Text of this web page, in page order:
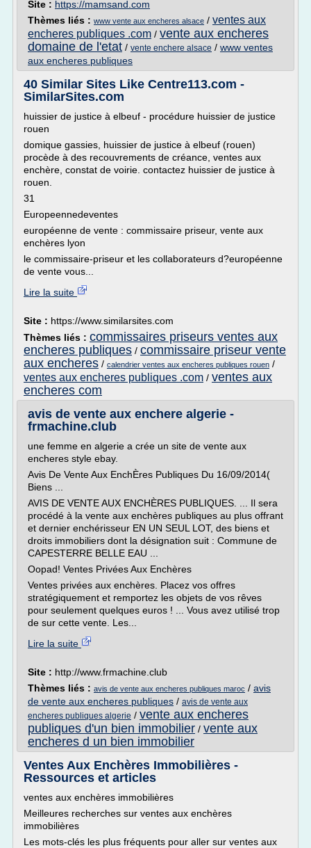
Site : https://mamsand.com
Thèmes liés : www vente aux encheres alsace / ventes aux
encheres publiques .com / vente aux encheres
domaine de l'etat / vente enchere alsace / www ventes
aux encheres publiques
40 Similar Sites Like Centre113.com -
SimilarSites.com
huissier de justice à elbeuf - procédure huissier de justice
rouen
domique gassies, huissier de justice à elbeuf (rouen)
procède à des recouvrements de créance, ventes aux
enchère, constat de voirie. contactez huissier de justice à
rouen.
31
Europeennedeventes
européenne de vente : commissaire priseur, vente aux
enchères lyon
le commissaire-priseur et les collaborateurs d?européenne
de vente vous...
Lire la suite
Site : https://www.similarsites.com
Thèmes liés : commissaires priseurs ventes aux
encheres publiques / commissaire priseur vente
aux encheres / calendrier ventes aux encheres publiques rouen /
ventes aux encheres publiques .com / ventes aux
encheres com
avis de vente aux enchere algerie -
frmachine.club
une femme en algerie a crée un site de vente aux
encheres style ebay.
Avis De Vente Aux EnchÈres Publiques Du 16/09/2014(
Biens ...
AVIS DE VENTE AUX ENCHÈRES PUBLIQUES. ... Il sera
procédé à la vente aux enchères publiques au plus offrant
et dernier enchérisseur EN UN SEUL LOT, des biens et
droits immobiliers dont la désignation suit : Commune de
CAPESTERRE BELLE EAU ...
Oopad! Ventes Privées Aux Enchères
Ventes privées aux enchères. Placez vos offres
stratégiquement et remportez les objets de vos rêves
pour seulement quelques euros ! ... Vous avez utilisé trop
de sur cette vente. Les...
Lire la suite
Site : http://www.frmachine.club
Thèmes liés : avis de vente aux encheres publiques maroc / avis
de vente aux encheres publiques / avis de vente aux
encheres publiques algerie / vente aux encheres
publiques d'un bien immobilier / vente aux
encheres d un bien immobilier
Ventes Aux Enchères Immobilières -
Ressources et articles
ventes aux enchères immobilières
Meilleures recherches sur ventes aux enchères
immobilières
Les mots-clés les plus fréquents pour aller sur ventes aux